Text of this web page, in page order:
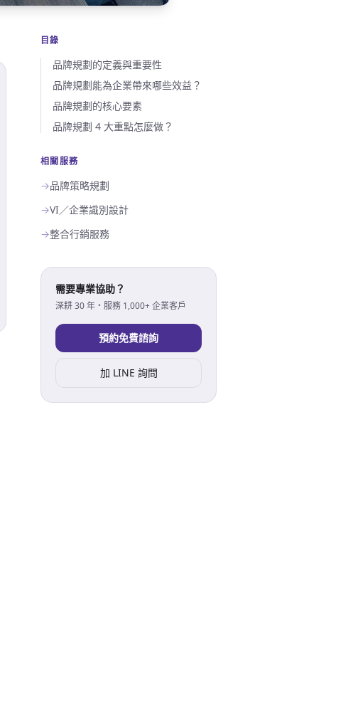
目錄
品牌規劃的定義與重要性
品牌規劃能為企業帶來哪些效益？
品牌規劃的核心要素
品牌規劃 4 大重點怎麼做？
相關服務
→品牌策略規劃
→VI／企業識別設計
→整合行銷服務
需要專業協助？
深耕 30 年・服務 1,000+ 企業客戶
預約免費諮詢
加 LINE 詢問